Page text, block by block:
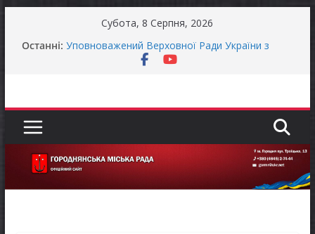
Субота, 8 Серпня, 2026
Останні: Уповноважений Верховної Ради України з
прав людини проводить опитування щодо
МОВЧАННЯ
Як отримати компенсацію за товари, придбані
для ветеранського бізнесу